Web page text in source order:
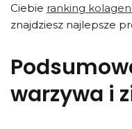
Ciebie ranking
znajdziesz najlepsze
warzywa i